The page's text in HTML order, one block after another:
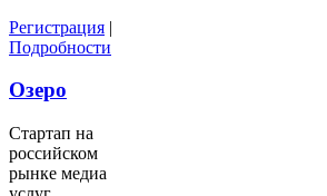
Регистрация |
Подробности
Озеро
Стартап на
российском
рынке медиа